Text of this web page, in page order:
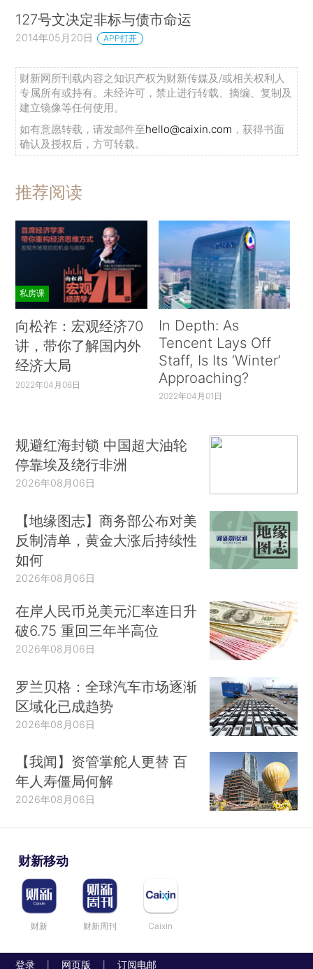
127号文决定非标与债市命运
2014年05月20日 APP打开
财新网所刊载内容之知识产权为财新传媒及/或相关权利人
专属所有或持有。未经许可，禁止进行转载、摘编、复制及
建立镜像等任何使用。
如有意愿转载，请发邮件至hello@caixin.com ，获得书面
确认及授权后，方可转载。
推荐阅读
私房课
向松祚：宏观经济70
讲，带你了解国内外
经济大局
2022年04月06日
In Depth: As
Tencent Lays Off
Staff, Is Its ‘Winter’
Approaching?
2022年04月01日
规避红海封锁 中国超大油轮
停靠埃及绕行非洲
2026年08月06日
【地缘图志】商务部公布对美
反制清单，黄金大涨后持续性
如何
2026年08月06日
在岸人民币兑美元汇率连日升
破6.75 重回三年半高位
2026年08月06日
罗兰贝格：全球汽车市场逐渐
区域化已成趋势
2026年08月06日
【我闻】资管掌舵人更替 百
年人寿僵局何解
2026年08月06日
财新移动
财新 财新周刊 Caixin
登录 网页版 订阅电邮